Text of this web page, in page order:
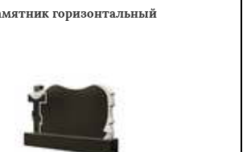
горизонтальный